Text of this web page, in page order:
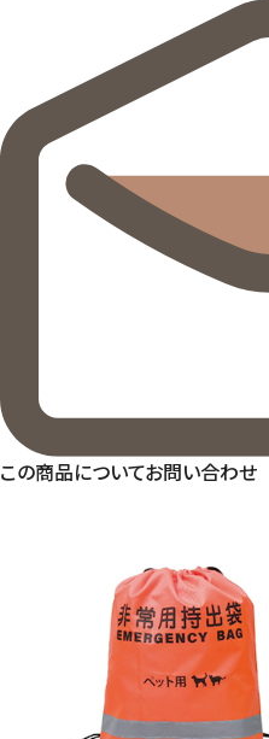
この商品についてお問い合わせ